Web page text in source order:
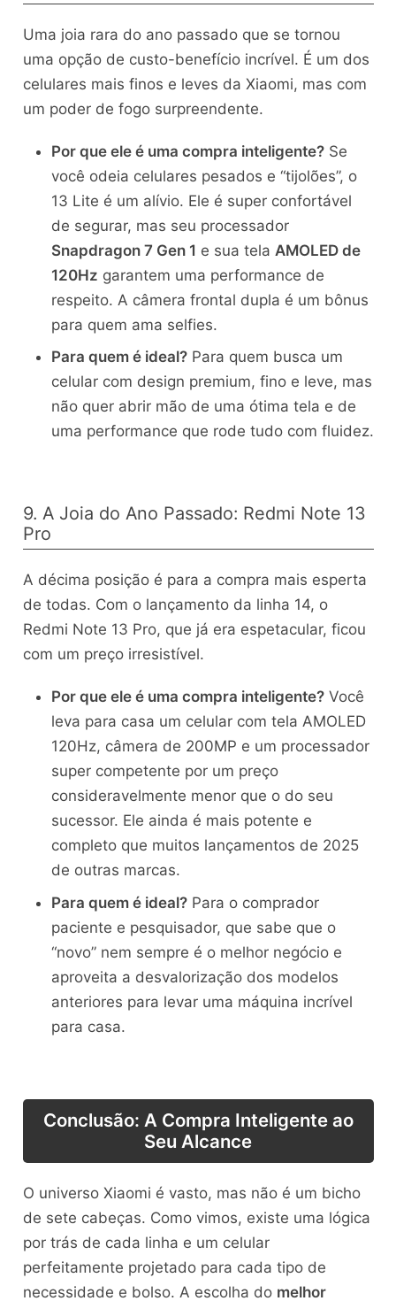
Uma joia rara do ano passado que se tornou
uma opção de custo-benefício incrível. É um dos
celulares mais finos e leves da Xiaomi, mas com
um poder de fogo surpreendente.
Por que ele é uma compra inteligente?Se
você odeia celulares pesados e “tijolões”, o
13 Lite é um alívio. Ele é super confortável
de segurar, mas seu processador
Snapdragon 7 Gen 1 e sua tela AMOLED de
120Hz garantem uma performance de
respeito. A câmera frontal dupla é um bônus
para quem ama selfies.
Para quem é ideal?Para quem busca um
celular com design premium, fino e leve, mas
não quer abrir mão de uma ótima tela e de
uma performance que rode tudo com fluidez.
9. A Joia do Ano Passado: Redmi Note 13
Pro
A décima posição é para a compra mais esperta
de todas. Com o lançamento da linha 14, o
Redmi Note 13 Pro, que já era espetacular, ficou
com um preço irresistível.
Por que ele é uma compra inteligente?Você
leva para casa um celular com tela AMOLED
120Hz, câmera de 200MP e um processador
super competente por um preço
consideravelmente menor que o do seu
sucessor. Ele ainda é mais potente e
completo que muitos lançamentos de 2025
de outras marcas.
Para quem é ideal?Para o comprador
paciente e pesquisador, que sabe que o
“novo” nem sempre é o melhor negócio e
aproveita a desvalorização dos modelos
anteriores para levar uma máquina incrível
para casa.
Conclusão: A Compra Inteligente ao
Seu Alcance
O universo Xiaomi é vasto, mas não é um bicho
de sete cabeças. Como vimos, existe uma lógica
por trás de cada linha e um celular
perfeitamente projetado para cada tipo de
necessidade e bolso. A escolha do melhor